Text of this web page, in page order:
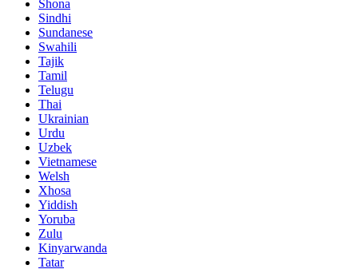
Shona
Sindhi
Sundanese
Swahili
Tajik
Tamil
Telugu
Thai
Ukrainian
Urdu
Uzbek
Vietnamese
Welsh
Xhosa
Yiddish
Yoruba
Zulu
Kinyarwanda
Tatar